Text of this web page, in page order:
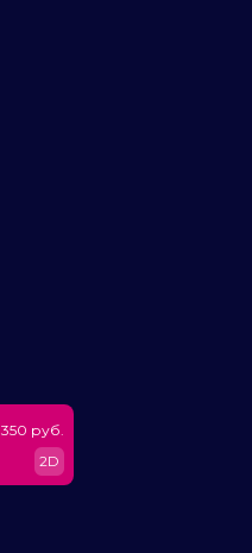
350 руб.
2D